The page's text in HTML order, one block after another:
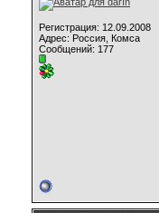
Регистрация: 12.09.2008
Адрес: Россия, Комса
Сообщений: 177